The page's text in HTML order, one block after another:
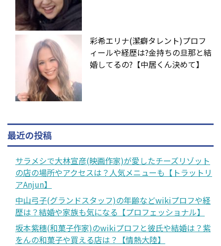
彩希エリナ(潔癖タレント)プロフ
ィールや経歴は?金持ちの旦那と結
婚してるの?【中居くん決めて】
最近の投稿
サラメシで大林宣彦(映画作家)が愛したチーズリゾット
の店の場所やアクセスは？人気メニューも【トラットリ
アAnjun】
中山弓子(グランドスタッフ)の年齢などwikiプロフや経
歴は？結婚や家族も気になる【プロフェッショナル】
坂本紫穗(和菓子作家)のwikiプロフと彼氏や結婚は？紫
をんの和菓子や買える店は？【情熱大陸】